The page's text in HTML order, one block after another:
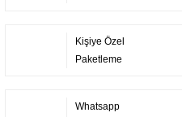
Kişiye Özel
Paketleme
Whatsapp